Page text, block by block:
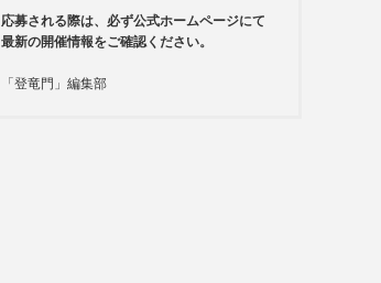
応募される際は、必ず公式ホームページにて
最新の開催情報をご確認ください。
「登竜門」編集部